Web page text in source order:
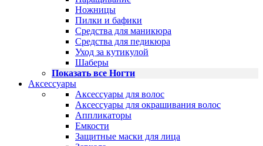
Ножницы
Пилки и бафики
Средства для маникюра
Средства для педикюра
Уход за кутикулой
Шаберы
Показать все Ногти
Аксессуары
Аксессуары для волос
Аксессуары для окрашивания волос
Аппликаторы
Емкости
Защитные маски для лица